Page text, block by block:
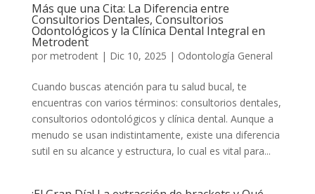
Más que una Cita: La Diferencia entre
Consultorios Dentales, Consultorios
Odontológicos y la Clínica Dental Integral en
Metrodent
por metrodent| Dic 10, 2025 | Odontología General
Cuando buscas atención para tu salud bucal, te
encuentras con varios términos: consultorios dentales,
consultorios odontológicos y clínica dental. Aunque a
menudo se usan indistintamente, existe una diferencia
sutil en su alcance y estructura, lo cual es vital para...